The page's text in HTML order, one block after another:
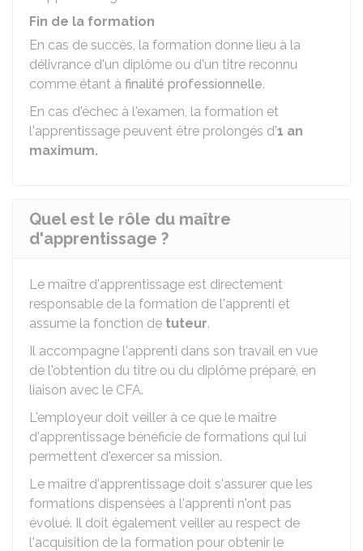
Fin de la formation
En cas de succès, la formation donne lieu à la
délivrance d'un diplôme ou d'un titre reconnu
comme étant à finalité professionnelle.
En cas d'échec à l'examen, la formation et
l'apprentissage peuvent être prolongés d'1 an
maximum.
Quel est le rôle du maître
d'apprentissage ?
Le maître d'apprentissage est directement
responsable de la formation de l'apprenti et
assume la fonction de tuteur.
Il accompagne l'apprenti dans son travail en vue
de l'obtention du titre ou du diplôme préparé, en
liaison avec le CFA.
L'employeur doit veiller à ce que le maître
d'apprentissage bénéficie de formations qui lui
permettent d'exercer sa mission.
Le maître d'apprentissage doit s'assurer que les
formations dispensées à l'apprenti n'ont pas
évolué. Il doit également veiller au respect de
l'acquisition de la formation pour obtenir le